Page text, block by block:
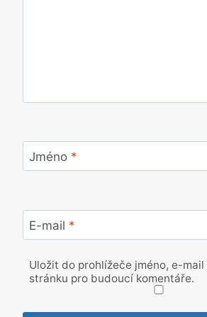
Jméno *
E-mail *
Uložit do prohlížeče jméno, e-
stránku pro budoucí komentáře.